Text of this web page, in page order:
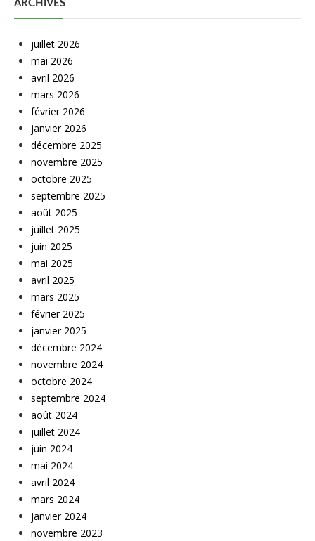
ARCHIVES
juillet 2026
mai 2026
avril 2026
mars 2026
février 2026
janvier 2026
décembre 2025
novembre 2025
octobre 2025
septembre 2025
août 2025
juillet 2025
juin 2025
mai 2025
avril 2025
mars 2025
février 2025
janvier 2025
décembre 2024
novembre 2024
octobre 2024
septembre 2024
août 2024
juillet 2024
juin 2024
mai 2024
avril 2024
mars 2024
janvier 2024
novembre 2023